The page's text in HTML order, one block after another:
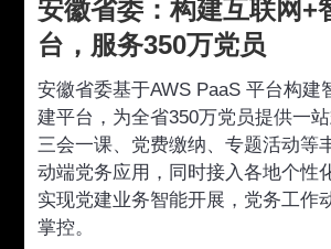
安徽省委：构建互联网+
台，服务350万党员
安徽省委基于AWS PaaS 平台构建
建平台，为全省350万党员提供一站
三会一课、党费缴纳、专题活动等
动端党务应用，同时接入各地个性
实现党建业务智能开展，党务工作
掌控。